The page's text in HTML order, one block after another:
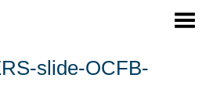
Menu
slide-OCFB-